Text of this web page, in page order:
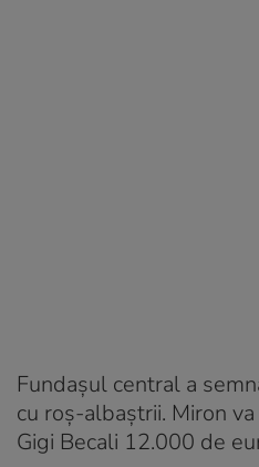
Fundașul central a
cu roș-albaștrii. Miron
Gigi Becali 12.000 de